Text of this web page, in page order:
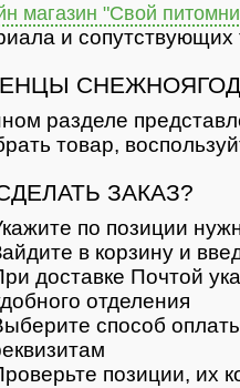
магазин "Свой
и сопутствующих
разделе
товар,
ЗАКАЗ?
по позиции
в корзину и
доставке Почтой
отделения
способ
позиции, их